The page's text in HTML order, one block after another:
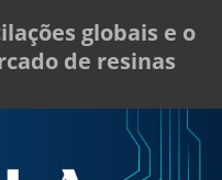
globais e o
de resinas